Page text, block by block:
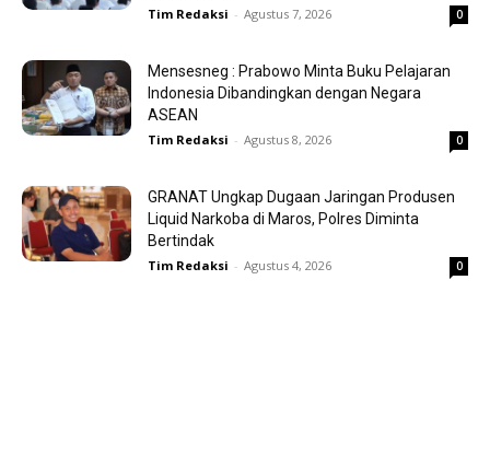
Tim Redaksi - Agustus 7, 2026 0
Mensesneg : Prabowo Minta Buku Pelajaran
Indonesia Dibandingkan dengan Negara
ASEAN
Tim Redaksi - Agustus 8, 2026 0
GRANAT Ungkap Dugaan Jaringan Produsen
Liquid Narkoba di Maros, Polres Diminta
Bertindak
Tim Redaksi - Agustus 4, 2026 0